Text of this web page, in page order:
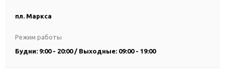
пл. Маркса
Режим работы
Будни: 9:00 - 20:00 / Выходные: 09:00 - 19:00